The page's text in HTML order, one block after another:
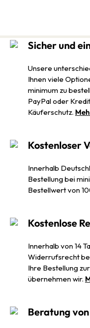
Sicher und
Unsere
Ihnen viele
minimum zu
PayPal oder
Käuferschutz.
Kostenloser
Innerhalb
Bestellung bei
Bestellwert von
Kostenlose
Innerhalb von 14
Widerrufsrecht
Ihre Bestellung
übernehmen wir.
Beratung